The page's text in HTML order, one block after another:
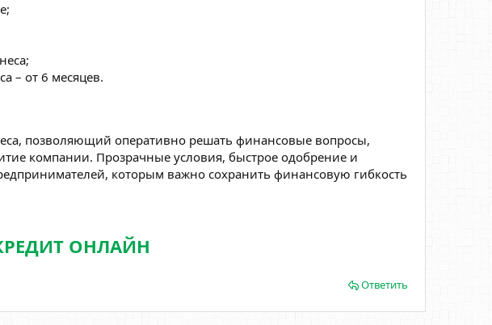
– от 6 месяцев.
позволяющий оперативно решать финансовые вопросы,
компании. Прозрачные условия, быстрое одобрение и
которым важно сохранить финансовую гибкость
ОНЛАЙН
Ответить